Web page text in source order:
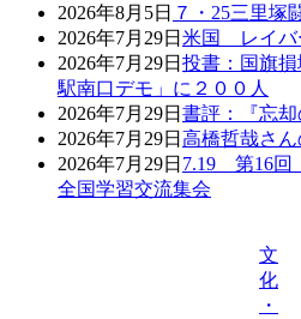
2026年8月5日 ７・25三里塚
2026年7月29日 米国 レイバ
2026年7月29日 投書：国旗
駅南口デモ」に２００人
2026年7月29日 書評：『忘却
2026年7月29日 高橋哲哉さ
2026年7月29日 7.19 第16回
全国学習交流集会
文
化
・